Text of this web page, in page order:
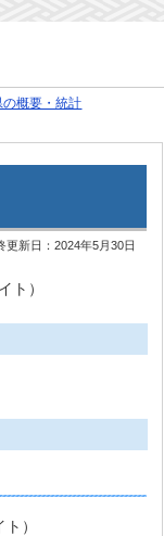
の概要・統計
更新日：2024年5月30日
ト）
）